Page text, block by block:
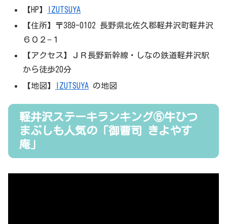
【HP】
IZUTSUYA
【住所】〒389-0102 長野県北佐久郡軽井沢町軽井沢
６０２−１
【アクセス】ＪＲ長野新幹線・しなの鉄道軽井沢駅
から徒歩20分
【地図】
IZUTSUYA の地図
軽井沢ステーキランキング⑤牛ひつ
まぶしも人気の「御曹司 きよやす
庵」